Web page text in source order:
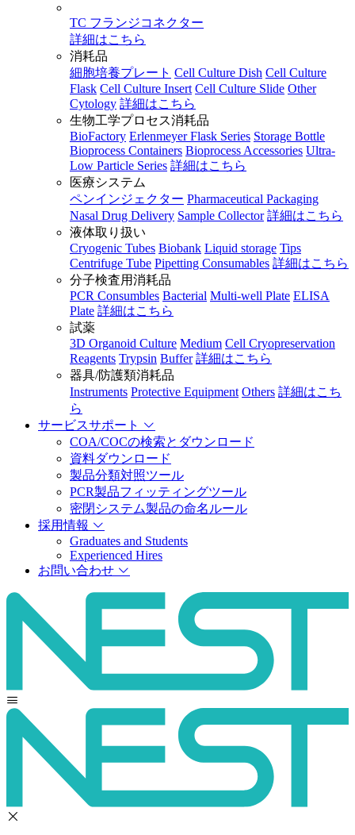
TC フランジコネクター
詳細はこちら
消耗品
細胞培養プレート Cell Culture Dish Cell Culture
Flask Cell Culture Insert Cell Culture Slide Other
Cytology 詳細はこちら
生物工学プロセス消耗品
BioFactory Erlenmeyer Flask Series Storage Bottle
Bioprocess Containers Bioprocess Accessories Ultra-
Low Particle Series 詳細はこちら
医療システム
ペンインジェクター Pharmaceutical Packaging
Nasal Drug Delivery Sample Collector 詳細はこちら
液体取り扱い
Cryogenic Tubes Biobank Liquid storage Tips
Centrifuge Tube Pipetting Consumables 詳細はこちら
分子検査用消耗品
PCR Consumbles Bacterial Multi-well Plate ELISA
Plate 詳細はこちら
試薬
3D Organoid Culture Medium Cell Cryopreservation
Reagents Trypsin Buffer 詳細はこちら
器具/防護類消耗品
Instruments Protective Equipment Others 詳細はこち
ら
サービスサポート
COA/COCの検索とダウンロード
資料ダウンロード
製品分類対照ツール
PCR製品フィッティングツール
密閉システム製品の命名ルール
採用情報
Graduates and Students
Experienced Hires
お問い合わせ